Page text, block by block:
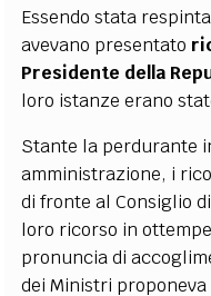
Essendo stata
avevano presentato
Presidente della
loro istanze erano
Stante la perdurante
amministrazione, i
di fronte al Consiglio
loro ricorso in
pronuncia di
dei Ministri